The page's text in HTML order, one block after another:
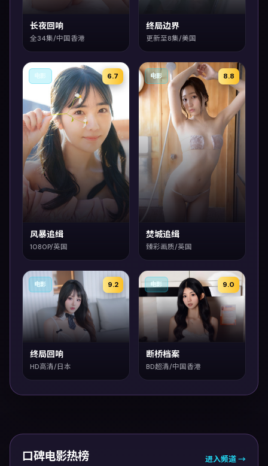
长夜回响
全34集/中国香港
终局边界
更新至8集/美国
6.7
电影
风暴追缉
1080P/英国
8.8
电影
焚城追缉
臻彩画质/英国
9.2
电影
终局回响
HD高清/日本
9.0
电影
断桥档案
BD超清/中国香港
口碑电影热榜 进入频道 →